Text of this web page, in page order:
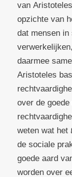
van
opzichte van
dat mensen
daarmee
Aristoteles
over de
weten wat het
de sociale
goede aard
worden over